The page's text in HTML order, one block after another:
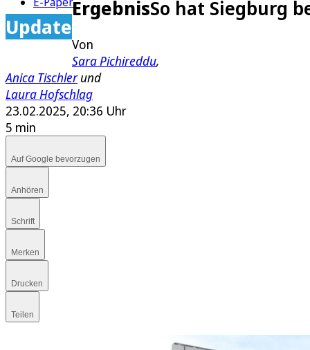
Update
ErgebnisSo hat Siegburg
Von
Sara Pichireddu,
Anica Tischlerund
Laura Hofschlag
23.02.2025, 20:36 Uhr
5 min
Auf Google bevorzugen
Anhören
Schrift
Merken
Drucken
Teilen